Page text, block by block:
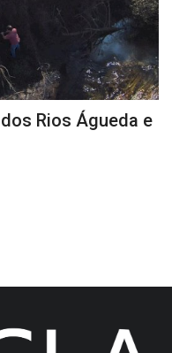
Rios Águeda e